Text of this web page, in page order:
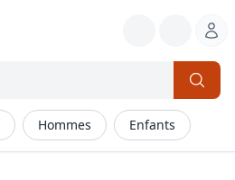
Hommes Enfants